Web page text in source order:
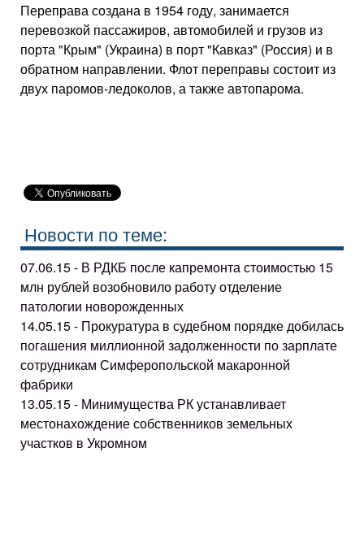
Переправа создана в 1954 году, занимается
перевозкой пассажиров, автомобилей и грузов из
порта "Крым" (Украина) в порт "Кавказ" (Россия) и в
обратном направлении. Флот переправы состоит из
двух паромов-ледоколов, а также автопарома.
Новости по теме:
07.06.15 - В РДКБ после капремонта стоимостью 15
млн рублей возобновило работу отделение
патологии новорожденных
14.05.15 - Прокуратура в судебном порядке добилась
погашения миллионной задолженности по зарплате
сотрудникам Симферопольской макаронной
фабрики
13.05.15 - Минимущества РК устанавливает
местонахождение собственников земельных
участков в Укромном